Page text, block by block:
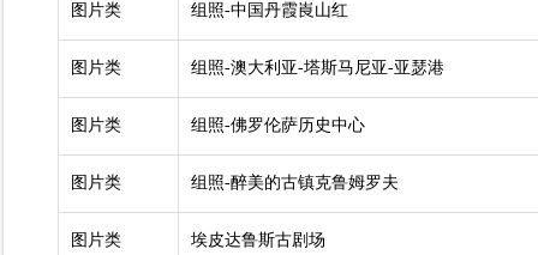
图片类 组照-中国丹霞崀山红
图片类 组照-澳大利亚-塔斯马尼亚-亚瑟港
图片类 组照-佛罗伦萨历史中心
图片类 组照-醉美的古镇克鲁姆罗夫
图片类 埃皮达鲁斯古剧场